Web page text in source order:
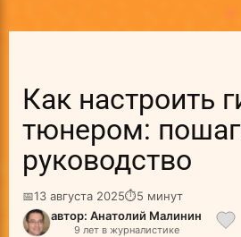
Как настроить
тюнером:
руководство
📅13 августа 2025⏱5 минут
автор: Анатолий Малинин
9 лет в журналистике